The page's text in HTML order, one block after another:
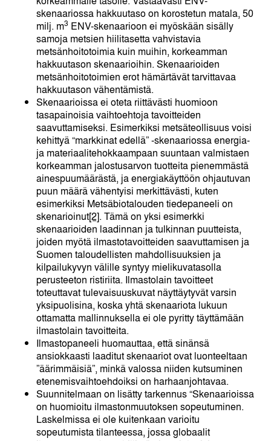
skenaariossa hakkuutaso on korostetun matala, 50
milj. m3 ENV-skenaarioon ei myöskään sisälly
samoja metsien hiilitasetta vahvistavia
metsänhoitotoimia kuin muihin, korkeamman
hakkuutason skenaarioihin. Skenaarioiden
metsänhoitotoimien erot hämärtävät tarvittavaa
hakkuutason vähentämistä.
Skenaarioissa ei oteta riittävästi huomioon
tasapainoisia vaihtoehtoja tavoitteiden
saavuttamiseksi. Esimerkiksi metsäteollisuus voisi
kehittyä “markkinat edellä” -skenaariossa energia-
ja materiaalitehokkaampaan suuntaan valmistaen
korkeamman jalostusarvon tuotteita pienemmästä
ainespuumäärästä, ja energiakäyttöön ohjautuvan
puun määrä vähentyisi merkittävästi, kuten
esimerkiksi Metsäbiotalouden tiedepaneeli on
skenarioinut[2]. Tämä on yksi esimerkki
skenaarioiden laadinnan ja tulkinnan puutteista,
joiden myötä ilmastotavoitteiden saavuttamisen ja
Suomen taloudellisten mahdollisuuksien ja
kilpailukyvyn välille syntyy mielikuvatasolla
perusteeton ristiriita. Ilmastolain tavoitteet
toteuttavat tulevaisuuskuvat näyttäytyvät varsin
yksipuolisina, koska yhtä skenaariota lukuun
ottamatta mallinnuksella ei ole pyritty täyttämään
ilmastolain tavoitteita.
Ilmastopaneeli huomauttaa, että sinänsä
ansiokkaasti laaditut skenaariot ovat luonteeltaan
”äärimmäisiä”, minkä valossa niiden kutsuminen
etenemisvaihtoehdoiksi on harhaanjohtavaa.
Suunnitelmaan on lisätty tarkennus “Skenaarioissa
on huomioitu ilmastonmuutoksen sopeutuminen.
Laskelmissa ei ole kuitenkaan varioitu
sopeutumista tilanteessa, jossa globaalit